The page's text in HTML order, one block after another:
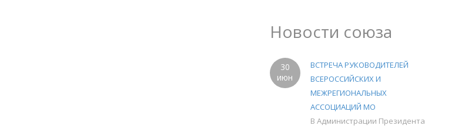
Новости союза
30
июн
ВСТРЕЧА РУКОВОДИТЕЛЕЙ
ВСЕРОССИЙСКИХ И
МЕЖРЕГИОНАЛЬНЫХ
АССОЦИАЦИЙ МО
В Администрации Президента